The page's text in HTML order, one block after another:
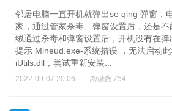
邻居电脑一直开机就弹出se qing 弹窗，
家，通过管家杀毒、弹窗设置后，还是
绒通过杀毒和弹窗设置后，开机没有在
提示 Mineud.exe-系统措误 ，无法启动
iUtils.dll，尝试重新安装...
2022-09-07 20:06 阅读数 754